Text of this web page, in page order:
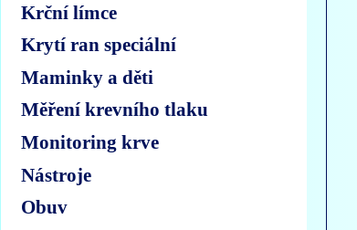
Krční límce
Krytí ran speciální
Maminky a děti
Měření krevního tlaku
Monitoring krve
Nástroje
Obuv